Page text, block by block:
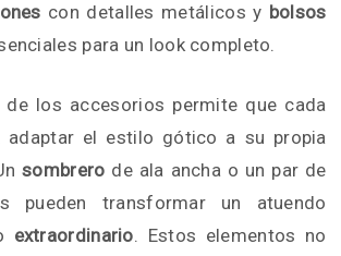
con detalles metálicos y bolsos
para un look completo.
de los accesorios permite que cada
adaptar el estilo gótico a su propia
sombrero de ala ancha o un par de
pueden transformar un atuendo
extraordinario. Estos elementos no